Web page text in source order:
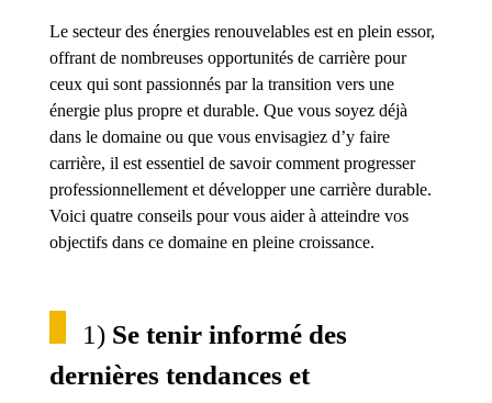
Le secteur des énergies renouvelables est en plein essor,
offrant de nombreuses opportunités de carrière pour
ceux qui sont passionnés par la transition vers une
énergie plus propre et durable. Que vous soyez déjà
dans le domaine ou que vous envisagiez d’y faire
carrière, il est essentiel de savoir comment progresser
professionnellement et développer une carrière durable.
Voici quatre conseils pour vous aider à atteindre vos
objectifs dans ce domaine en pleine croissance.
1) Se tenir informé des
dernières tendances et